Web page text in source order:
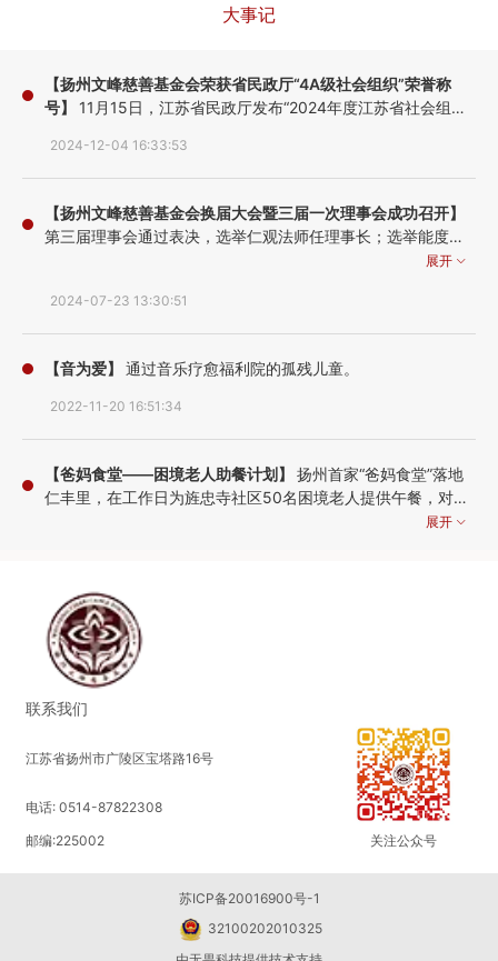
大事记
【扬州文峰慈善基金会荣获省民政厅“4A级社会组织”荣誉称
号】 11月15日，江苏省民政厅发布“2024年度江苏省社会组织
证书和社会组织等级评估奖牌，扬州文峰慈善基金会正式被授
予“4A级社会组织”荣誉称号！
2024-12-04 16:33:53
【扬州文峰慈善基金会换届大会暨三届一次理事会成功召开】
第三届理事会通过表决，选举仁观法师任理事长；选举能度法
师任副理事长；选举肖楠女士任副理事长兼秘书长；选举贾占
丽玲女士为第三届理事会名誉理事长；礼请徐永斌先生、传智
法师、赵长虹女士、郭祝山先生为基金会顾问，张一军先生为
名誉理事。
展开
2024-07-23 13:30:51
【音为爱】 通过音乐疗愈福利院的孤残儿童。
2022-11-20 16:51:34
【爸妈食堂——困境老人助餐计划】 扬州首家“爸妈食堂”落地
仁丰里，在工作日为旌忠寺社区50名困境老人提供午餐，对于
行动不便的老人，志愿者还将上门送餐，以此改善老人生活质
展开
【乡村儿童营养餐计划】
为化隆县100名困境学子提供在校期间每天一顿的营养爱心
餐，以改善孩子们的膳食营养，增强身体素质，促进健康成
长。
2021-09-01 16:05:11
扬州突发新冠疫情，我会联合苏州弘化
社慈善基金会、无锡祥符慈善基金会、常州天宁禅寺慈善基金
会、无锡暨阳圆融慈善基金会、无锡灵山慈善基金会、扬州恒
展开
【驰援河南特大暴雨】
联系我们
江苏省扬州市广陵区宝塔路16号
电话: 0514-87822308
邮编:225002
关注公众号
苏ICP备20016900号-1
32100202010325